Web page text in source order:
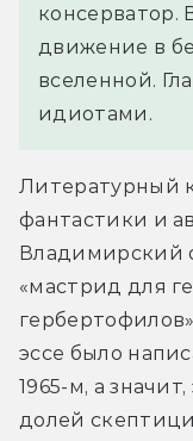
консерватор.
движение в
вселенной.
идиотами.
Литературный
фантастики и
Владимирский
«мастрид для
эссе было
1965-м, а
долей